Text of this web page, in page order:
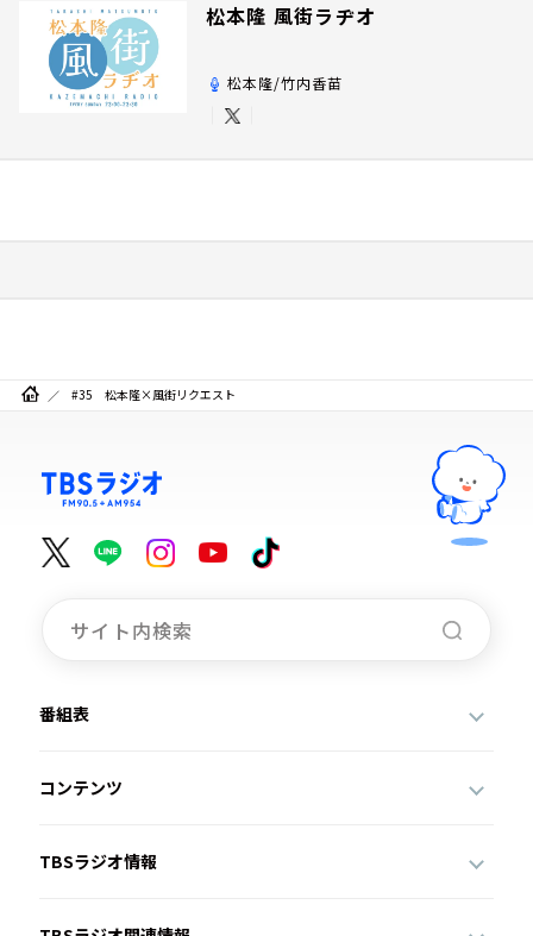
松本隆 風街ラヂオ
松本隆/竹内香苗
#35 松本隆×風街リクエスト
番組表
コンテンツ
TBSラジオ情報